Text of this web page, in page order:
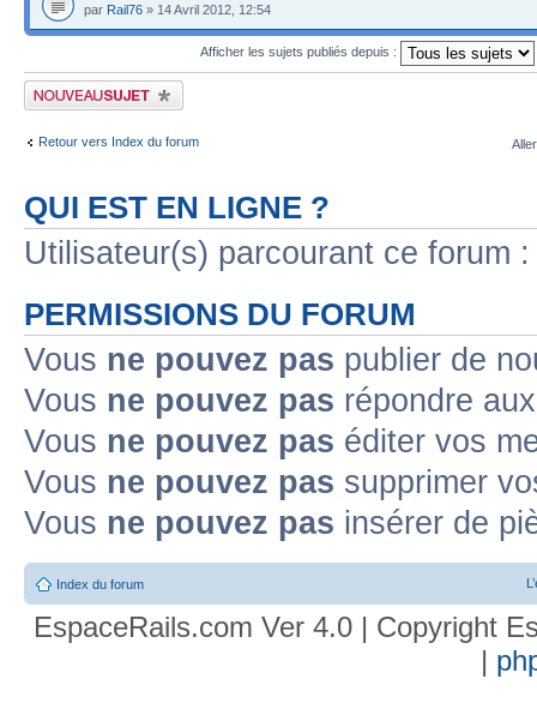
par Rail76 » 14 Avril 2012, 12:54
Afficher les sujets publiés depuis :
Publier un nouveau sujet
Retour vers Index du forum
QUI EST EN LIGNE ?
Utilisateur(s) parcourant ce forum
PERMISSIONS DU FORUM
Vous ne pouvez pas publier de
Vous ne pouvez pas répondre
Vous ne pouvez pas éditer vos
Vous ne pouvez pas supprimer
Vous ne pouvez pas insérer de
Index du forum
EspaceRails.com Ver 4.0 | Copyright
|